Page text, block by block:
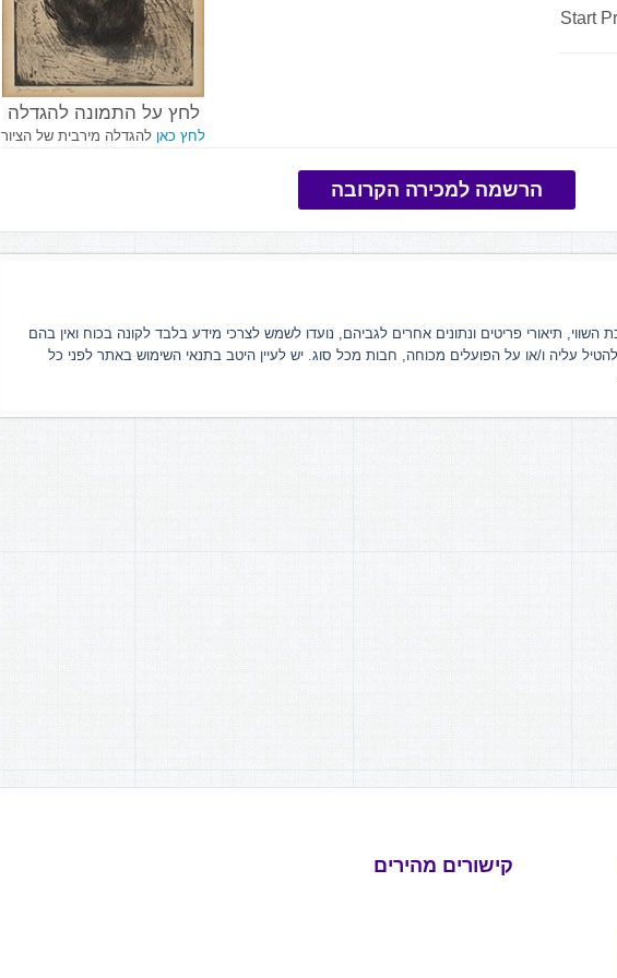
לחץ על התמונה להגדלה
לחץ כאן להגדלה מירבית של הציור
Start
הרשמה למכירה הקרובה
תיאורי פריטים ונתונים אחרים לגביהם, נועדו לשמש לצרכי מידע בלבד לקונה בכוח ואין בהם
עליה ו/או על הפועלים מכוחה, חבות מכל סוג. יש לעיין היטב בתנאי השימוש באתר לפני כל
קישורים מהירים